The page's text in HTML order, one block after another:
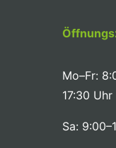
Mo–Fr:
17:30 Uhr
Sa: